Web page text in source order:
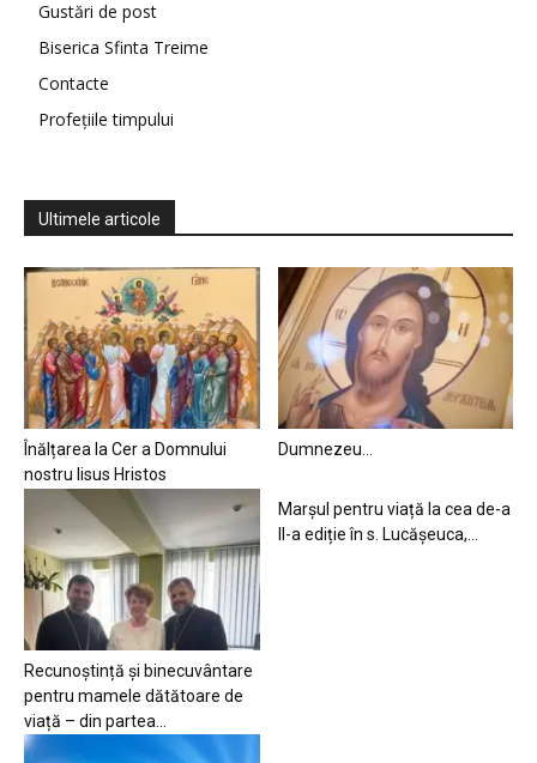
Gustări de post
Biserica Sfinta Treime
Contacte
Profețiile timpului
Ultimele articole
Înălțarea la Cer a Domnului
nostru Iisus Hristos
Dumnezeu…
Recunoștință și binecuvântare
pentru mamele dătătoare de
viață – din partea...
Marșul pentru viață la cea de-a
II-a ediție în s. Lucășeuca,...